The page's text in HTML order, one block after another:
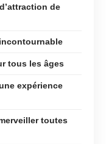
de
tous les âges
expérience
toutes